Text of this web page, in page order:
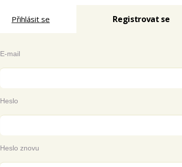
Přihlásit se Registrovat se
E-mail
Heslo
Heslo znovu